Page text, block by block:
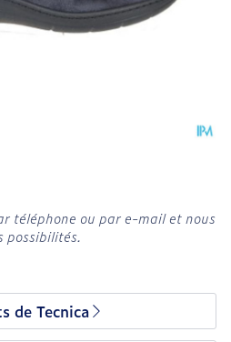
téléphone ou par e-mail et nous
possibilités.
de Tecnica